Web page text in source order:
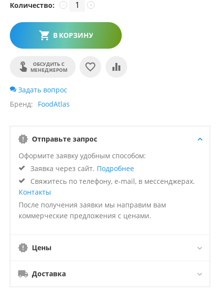
Количество: +
−
В КОРЗИНУ
ОБСУДИТЬ С
МЕНЕДЖЕРОМ
Задать вопрос
Бренд
FoodAtlas
Отправьте запрос
Оформите заявку удобным способом:
Заявка через сайт. Подробнее
Свяжитесь по телефону, e-mail, в мессенджерах.
Контакты
После получения заявки мы направим вам
коммерческие предложения с ценами.
Цены
Доставка